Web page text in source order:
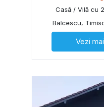
Casă / Vilă cu
Balcescu,
Vezi